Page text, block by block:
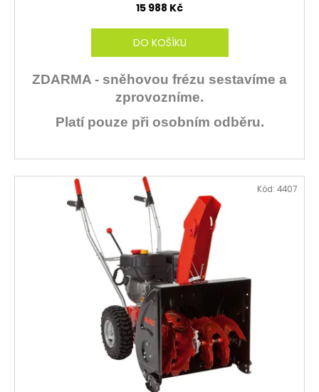
15 988 Kč
DO KOŠÍKU
ZDARMA - sněhovou frézu sestavíme a
zprovozníme.
Platí pouze při osobním odběru.
Kód: 4407